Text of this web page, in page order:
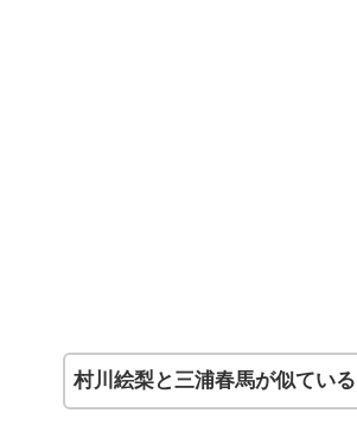
村川絵梨と三浦春馬が似てい